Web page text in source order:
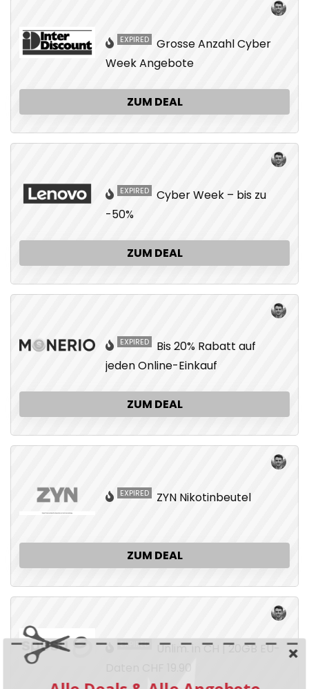
EXPIRED
Grosse Anzahl Cyber
Week Angebote
ZUM DEAL
EXPIRED
Cyber Week – bis zu
-50%
ZUM DEAL
EXPIRED
Bis 20% Rabatt auf
jeden Online-Einkauf
ZUM DEAL
EXPIRED ZYN Nikotinbeutel
ZUM DEAL
EXPIRED
Unlim. in CH | 20GB EU-
Daten CHF 19.90